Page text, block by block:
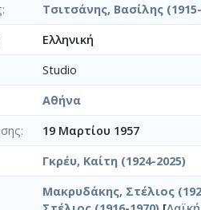
Τσιτσάνης, Βασίλης
Ελληνική
Studio
Αθήνα
19 Μαρτίου 1957
Γκρέυ, Καίτη (1924-2025)
Μακρυδάκης, Στέλιος